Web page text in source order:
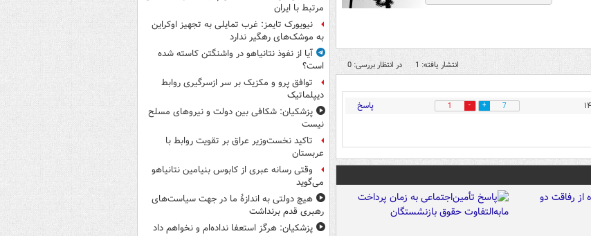
انتشار یافته: 1 در انتظار بررسی: 0
7
1 پاسخ
مرتبط با ایران
نیویورک تایمز: غرب تمایلی به تجهیز اوکراین
به موشک‌های رهگیر ندارد
آیا از نفوذ نتانیاهو در واشنگتن کاسته شده
است؟
توافق پرو و مکزیک بر سر ازسرگیری روابط
دیپلماتیک
پزشکیان: شکافی بین دولت و نیروهای مسلح
نیست
تاکید نخست‌وزیر عراق بر تقویت روابط با
عربستان
وقتی رسانه عبری از کابوس بنیامین نتانیاهو
می‌گوید
هیچ دولتی به اندازۀ ما در جهت سیاست‌های
رهبری قدم برنداشت
پزشکیان: هرگز استعفا نداده‌ام و نخواهم داد